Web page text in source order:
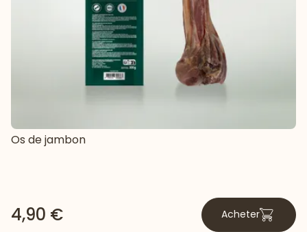
Os de jambon
4,90 € Acheter